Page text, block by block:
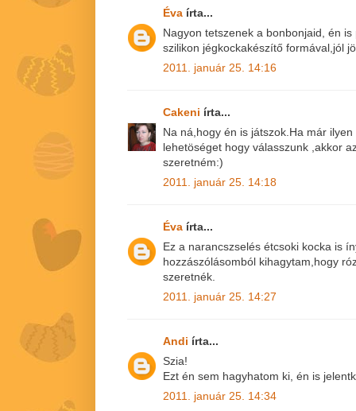
Éva írta...
Nagyon tetszenek a bonbonjaid, én
szilikon jégkockakészítő formával,jól
2011. január 25. 14:16
Cakeni írta...
Na ná,hogy én is játszok.Ha már
lehetöséget hogy válasszunk ,akkor
szeretném:)
2011. január 25. 14:18
Éva írta...
Ez a narancszselés étcsoki kocka is
hozzászólásomból kihagytam,hogy
szeretnék.
2011. január 25. 14:27
Andi írta...
Szia!
Ezt én sem hagyhatom ki, én is
2011. január 25. 14:34